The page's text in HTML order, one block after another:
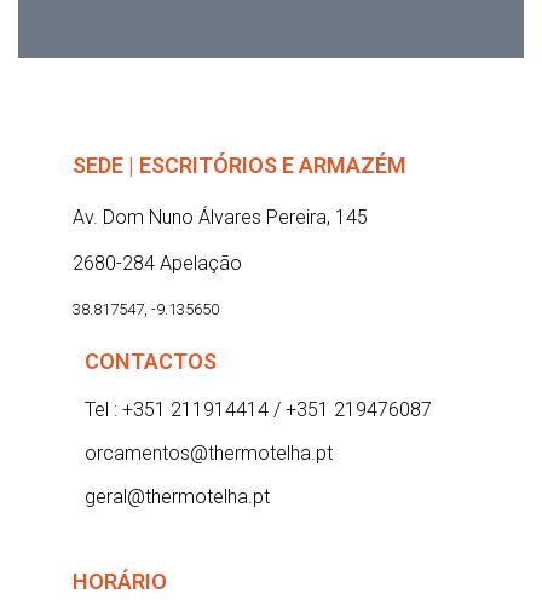
SEDE | ESCRITÓRIOS E ARMAZÉM
Av. Dom Nuno Álvares Pereira, 145
2680-284 Apelação
38.817547, -9.135650
CONTACTOS
Tel : +351 211914414 / +351 219476087
orcamentos@thermotelha.pt
geral@thermotelha.pt
HORÁRIO